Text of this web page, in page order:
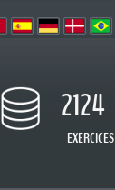
2124
EXERCICES